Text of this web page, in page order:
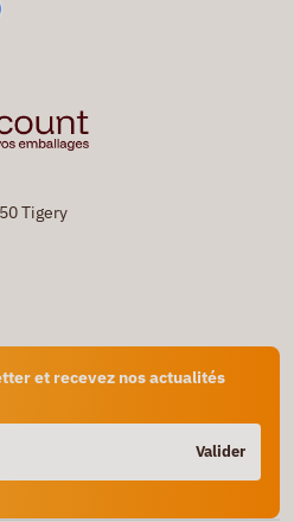
Tigery
et recevez nos actualités
Valider